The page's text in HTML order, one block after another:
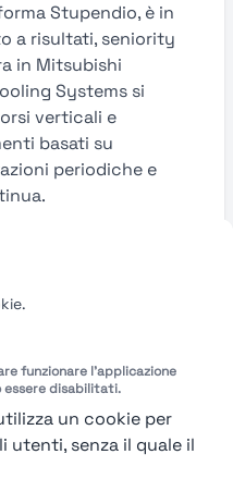
funzionare l'applicazione
essere disabilitati.
un cookie per
utenti, senza il quale il
Stupendio, è in
a risultati, seniority
in Mitsubishi
Systems si
verticali e
basati su
periodiche e